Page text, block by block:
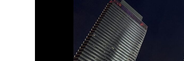
(下)
3
&
4
(完)